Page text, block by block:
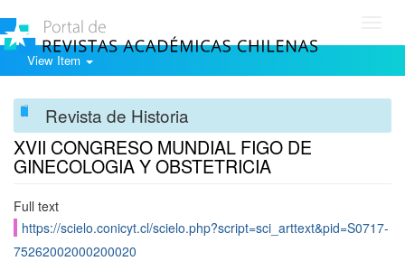
View Item
Revista de Historia
XVII CONGRESO MUNDIAL FIGO DE
GINECOLOGIA Y OBSTETRICIA
Full text
https://scielo.conicyt.cl/scielo.php?script=sci_arttext&pid=S0717-
75262002000200020